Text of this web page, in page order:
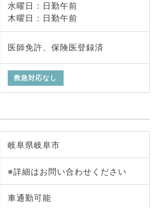
水曜日 : 日勤午前
木曜日 : 日勤午前
医師免許、保険医登録済
救急対応なし
岐阜県岐阜市
※詳細はお問い合わせください
車通勤可能